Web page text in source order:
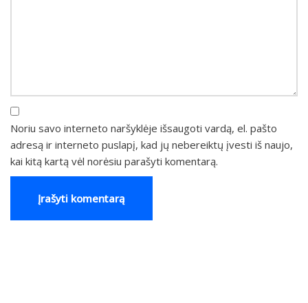
Noriu savo interneto naršyklėje išsaugoti vardą, el. pašto
adresą ir interneto puslapį, kad jų nebereiktų įvesti iš naujo,
kai kitą kartą vėl norėsiu parašyti komentarą.